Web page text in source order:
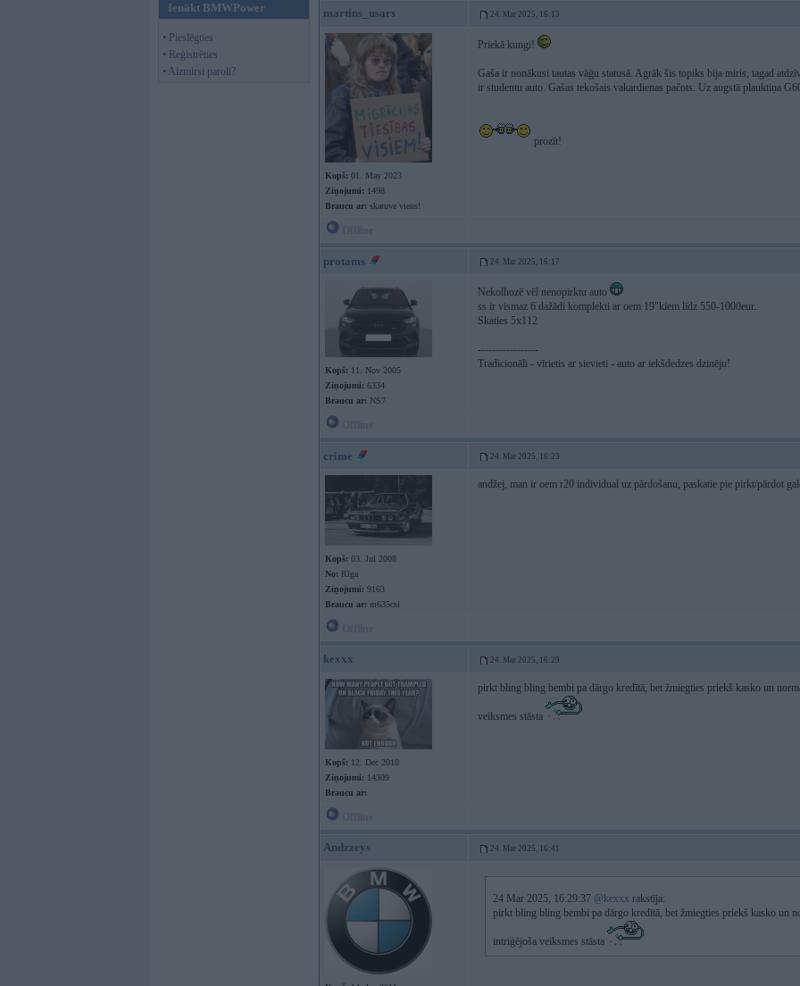
Ienākt BMWPower
• Pieslēgties
• Reģistrēties
• Aizmirsi paroli?
martins_usars 24. Mar 2025, 16:13
Kopš: 01. May 2023
Ziņojumi: 1498
Braucu ar: skatuve viens!
Priekā kungi!
Gaša ir nonākusi tautas vāģu statusā. Agrāk šis topiks bija miris, tagad
ir studentu auto. Gašas tekošais vakardienas pačots. Uz augstā plauktiņa
prozīt!
protams 24. Mar 2025, 16:17
Kopš: 11. Nov 2005
Ziņojumi: 6334
Braucu ar: NS7
Nekolhozē vēl nenopirktu auto
ss ir vismaz 6 dažādi komplekti ar oem 19"kiem līdz 550-1000eur..
Skaties 5x112
-----------------
Tradicionāli - vīrietis ar sievieti - auto ar iekšdedzes dzinēju!
crime 24. Mar 2025, 16:23
Kopš: 03. Jul 2008
No: Rīga
Ziņojumi: 9163
Braucu ar: m635csi
andžej, man ir oem r20 individual uz pārdošanu, paskatie pie pirkt/pārdot
kexxx 24. Mar 2025, 16:29
Kopš: 12. Dec 2010
Ziņojumi: 14309
Braucu ar:
pirkt bling bling bembi pa dārgo kredītā, bet žmiegties priekš kasko un
veiksmes stāsta
Andzzeys 24. Mar 2025, 16:41
24 Mar 2025, 16:29:37 @kexxx rakstīja:
pirkt bling bling bembi pa dārgo kredītā, bet žmiegties priekš kasko un
intriģējoša veiksmes stāsta